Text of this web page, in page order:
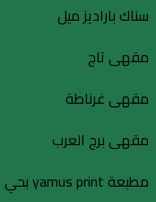
سناك باراديز ميل
مقهى تاج
مقهى غرناطة
مقهى برج العرب
مطبعة yamus print بحي الرياض